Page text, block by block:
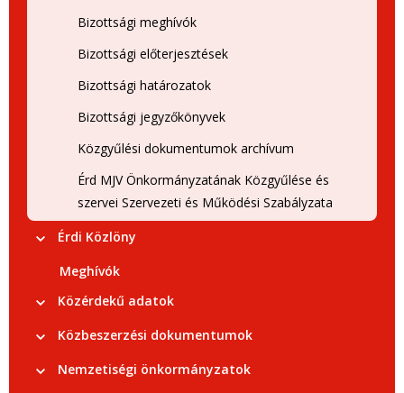
Bizottsági meghívók
Bizottsági előterjesztések
Bizottsági határozatok
Bizottsági jegyzőkönyvek
Közgyűlési dokumentumok archívum
Érd MJV Önkormányzatának Közgyűlése és
szervei Szervezeti és Működési Szabályzata
Érdi Közlöny
Meghívók
Közérdekű adatok
Közbeszerzési dokumentumok
Nemzetiségi önkormányzatok